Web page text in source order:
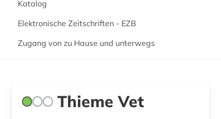
Katalog
Elektronische Zeitschriften - EZB
Zugang von zu Hause und unterwegs
Thieme Vet